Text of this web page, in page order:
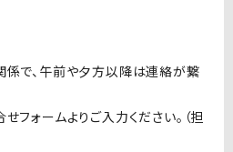
で、午前や夕方以降は連絡が繋
フォームよりご入力ください。（担